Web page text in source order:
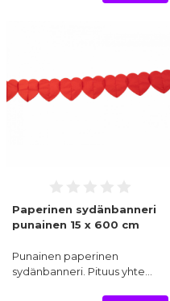
Paperinen sydänbanneri
punainen 15 x 600 cm
Punainen paperinen
sydänbanneri. Pituus yhte…